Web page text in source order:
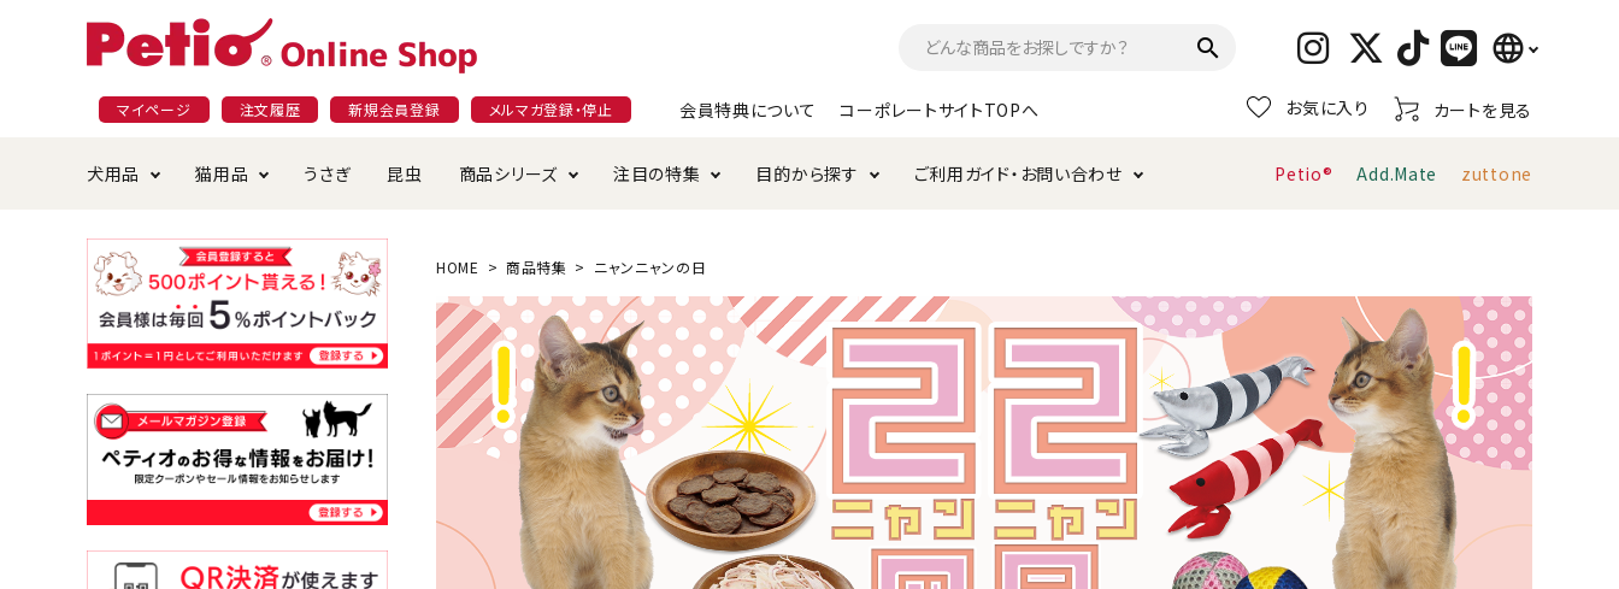
search language
日本語
English
マイページ 注文履歴 新規会員登録 メルマガ登録・停止 会員特典について コーポレートサイトTOPへ お気に入り カートを見る
犬用品
ドッグフード おやつ
ペットシーツ ベッド・ハウス・マット サークル・ケージ キャリーバッグ
おもちゃ 食器・給水器 防虫用品 服・ウェア
首輪・ハーネス・リード しつけ用品 替え・交換パーツ
猫用品
ごはん・おやつ お手入れ・ケア用品
ベッド・ハウス・マット サークル・ケージ・タワー キャリーバッグ おもちゃ
食器・給水器 防虫用品 服・ウェア 首輪・ハーネス
替え・交換パーツ
うさぎ 昆虫 商品シリーズ
プラクト 素材そのまま
注目の特集
夜のお散歩特集 無添加特集
目的から探す
国産フード&おやつ特集 穀物不使用のグレインフリー
じゃらして遊ぶ 引っ張って遊ぶ 投げて遊ぶ デンタルおもちゃ
またたび・元気草 夜のお散歩
ご利用ガイド・お問い合わせ
ショッピングガイド 会員特典について
返品・交換について オンラインショップ利用規約
Petio® Add.Mate zuttone
HOME 商品特集 ニャンニャンの日